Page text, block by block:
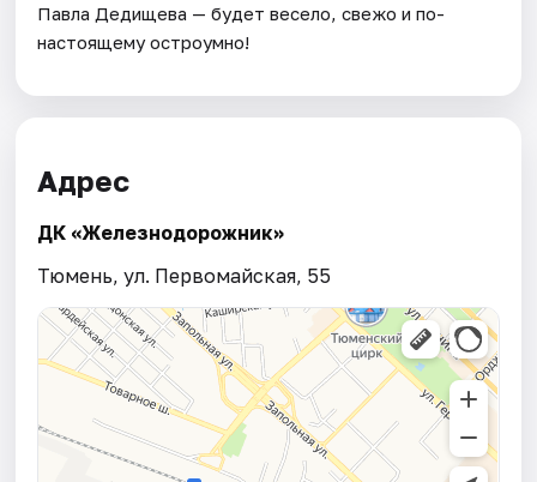
Павла Дедищева — будет весело, свежо и по-
настоящему остроумно!
Адрес
ДК «Железнодорожник»
Тюмень, ул. Первомайская, 55